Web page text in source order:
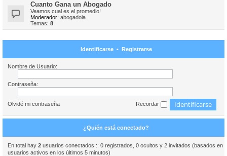
Cuanto Gana un Abogado
Veamos cual es el promedio!
Moderador: abogadoia
Temas: 8
Identificarse• Registrarse
Nombre de Usuario:
Contraseña:
Olvidé mi contraseña Recordar
¿Quién está conectado?
En total hay 2 usuarios conectados :: 0 registrados, 0 ocultos y 2 invitados (basados en
usuarios activos en los últimos 5 minutos)